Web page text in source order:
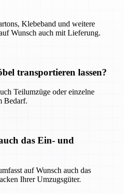
Klebeband und weitere
Wunsch auch mit Lieferung.
transportieren lassen?
Teilumzüge oder einzelne
Bedarf.
das Ein- und
auf Wunsch auch das
Ihrer Umzugsgüter.